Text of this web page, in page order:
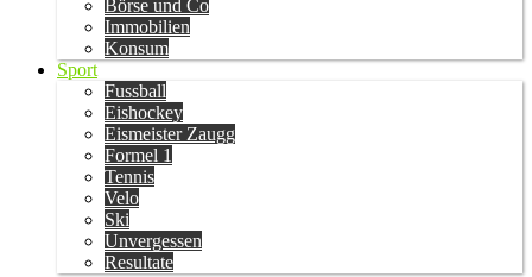
Börse und Co
Immobilien
Konsum
Sport
Fussball
Eishockey
Eismeister Zaugg
Formel 1
Tennis
Velo
Ski
Unvergessen
Resultate